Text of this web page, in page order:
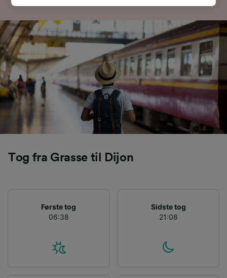
Tog fra Grasse til Dijon
Første tog
06:38
Sidste tog
21:08
sporingsformål, hvis du har bedt os om ikke at
spore dig.
Vi og vores partnere behandler data for at
levere:
Bruge præcise geografiske
placeringsoplysninger. Aktivt scanne
enhedskarakteristika til identifikation.
Opbevare og/eller tilgå oplysninger på en
enhed. Tilpasset annoncering og indhold,
annoncerings- og indholdsmåling,